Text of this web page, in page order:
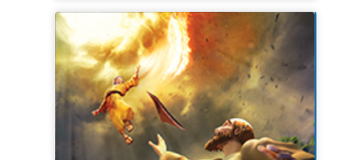
វីដេអូរឿងព្រះគម្ពីរជាមុន សម្រាប់វគ្គសិក្សានេះព្រោះរូបភាពខ្លះ
អាចខ្លាំងពេកសម្រាប់ក្មេងៗ។ កំណែរួម គឺមិនសូវខ្លាំង។ ដូចគ្នា
នេះផង ដែរពិនិត្យមើលប្រវត្តិព្រះគម្ពីរនិងវីដេអូសញ្ញាតំណាង។
មេរៀនទី ១ ៈ ប្រាជ្ញាពិត
សេចក្ដីពិតវិសេស៖ប្រាជ្ញាពិតមកពីព្រះ។
ខវិសេស៖ «ត្បិតព្រះអម្ចាស់ប្រទានប្រាជ្ញា! ចេញពីព្រះឳសទ្រង់
ព្រះអង្គមកចំណេះនិងការយោគយល់។សុភាសិត ២: ៦ (អិន